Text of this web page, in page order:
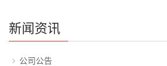
新闻资讯
公司公告